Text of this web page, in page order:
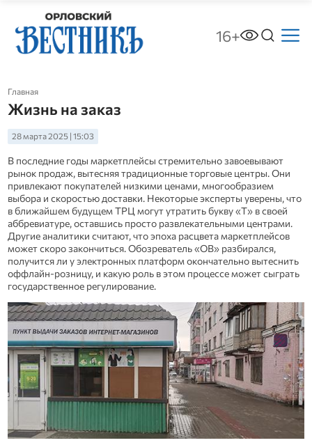
16+
Главная
Жизнь на заказ
28 марта 2025 | 15:03
В последние годы маркетплейсы стремительно завоевывают
рынок продаж, вытесняя традиционные торговые центры. Они
привлекают покупателей низкими ценами, многообразием
выбора и скоростью доставки. Некоторые эксперты уверены, что
в ближайшем будущем ТРЦ могут утратить букву «Т» в своей
аббревиатуре, оставшись просто развлекательными центрами.
Другие аналитики считают, что эпоха расцвета маркетплейсов
может скоро закончиться. Обозреватель «ОВ» разбирался,
получится ли у электронных платформ окончательно вытеснить
оффлайн-розницу, и какую роль в этом процессе может сыграть
государственное регулирование.